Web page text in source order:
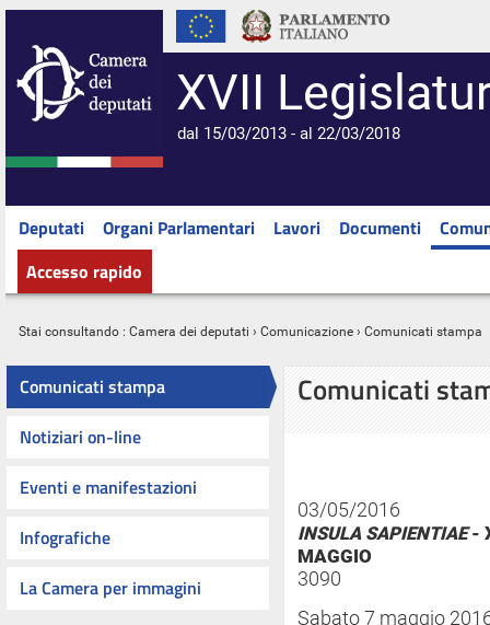
XVII
dal 15/03/2013 - al 22/03/2018
Deputati Organi Parlamentari Lavori Documenti
Accesso rapido
Stai consultando : Camera dei deputati › Comunicazione › Comunicati stampa
Comunicati stampa
Notiziari on-line
Eventi e manifestazioni
Infografiche
La Camera per immagini
Comunicati
03/05/2016
INSULA SAPIENTIAE-
MAGGIO
3090
Sabato 7 maggio